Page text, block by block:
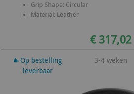
Grip Shape: Circular
Material: Leather
€ 317,02
Op bestelling
leverbaar
3-4 weken